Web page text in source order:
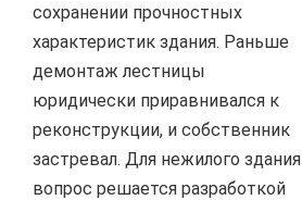
сохранении прочностных
характеристик здания. Раньше
демонтаж лестницы
юридически приравнивался к
реконструкции, и собственник
застревал. Для нежилого здания
вопрос решается разработкой